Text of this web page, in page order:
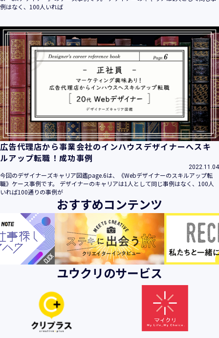
個人情報とは、個人の識別に係る以下の情報をいいます。
カード情報、ログインID、パスワード、ニックネーム、IPア
ドレス等において、特定の個人を識別できる情報
（他の情報と照合することができ、それにより特定の個人を
識別することができることとなるものを含みます。）
・当社の運営・提供するサービス（以下総称して「当社サー
ビス」といいます。）において、お客様が、当社でご利用に
なったサービスの内容、ご利用日時、ご利用回数などのご利
用内容及びご利用履歴に関する情報
【個人情報の取得・収集について】
当社は、以下の方法により、個人情報を取得させていただき
ます。
当社サービスにおいて、自ら入力された個人情報を、当社は
取得・収集させていただきます。
・電子メール、郵便、書面、電話等の手段により取得・収集
させていただく方法
当社に対し、電子メール、郵便、書面、電話等の手段によっ
て、ご提供いただいた個人情報を、当社は取得・収集させて
いただきます。
・当社等へアクセスされた際に情報を収集させていただく方
す。これらの情報には、利用されるURL、ブラウザや携帯電
話の種類、IPアドレスなどの情報を含みます。
【個人情報の利用目的の公表】
当社は、個人情報を次の利用目的の範囲内で利用すること
例はなく、100人いれば
広告代理店から事業会社のインハウスデザイナーへスキ
ルアップ転職！成功事例
2022.11.04
今回のデザイナーズキャリア図鑑page.6は、《Webデザイナーのスキルアップ転
職》ケース事例です。 デザイナーのキャリアは1人として同じ事例はなく、100人
いれば100通りの事例が
おすすめコンテンツ
ユウクリのサービス